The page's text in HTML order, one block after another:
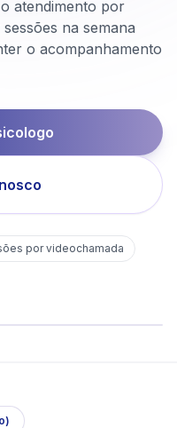
atendimento por
na semana
o acompanhamento
por videochamada